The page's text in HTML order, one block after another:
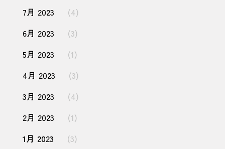
7月 2023
(4)
6月 2023
(3)
5月 2023
(1)
4月 2023
(3)
3月 2023
(4)
2月 2023
(1)
1月 2023
(3)